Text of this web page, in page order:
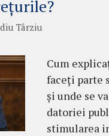
Târziu
Cum
faceţi parte
şi unde se
datoriei
stimularea